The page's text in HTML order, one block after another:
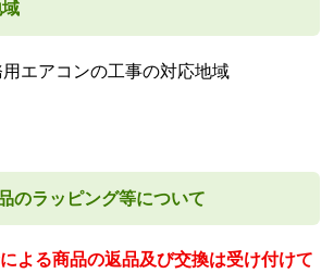
のラッピング等について
よる商品の返品及び交換は受け付けて